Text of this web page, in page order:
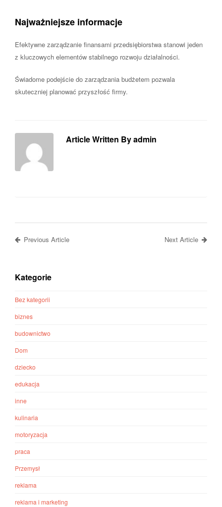
Najważniejsze informacje
Efektywne zarządzanie finansami przedsiębiorstwa stanowi jeden
z kluczowych elementów stabilnego rozwoju działalności.
Świadome podejście do zarządzania budżetem pozwala
skuteczniej planować przyszłość firmy.
Article Written By admin
Previous Article Next Article
Kategorie
Bez kategorii
biznes
budownictwo
Dom
dziecko
edukacja
inne
kulinaria
motoryzacja
praca
Przemysł
reklama
reklama i marketing